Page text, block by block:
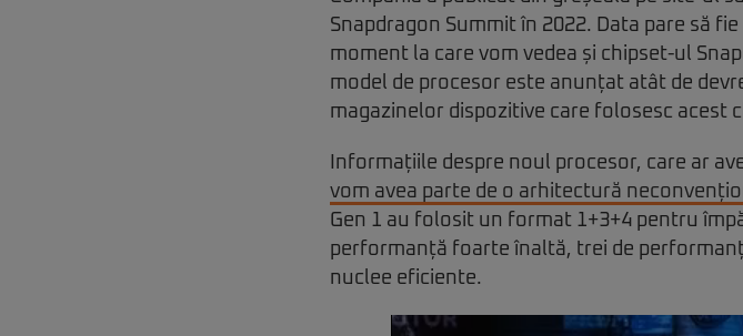
Snapdragon Summit în 2022. Data pare să
moment la care vom vedea și chipset-ul
model de procesor este anunțat atât de
magazinelor dispozitive care folosesc acest
Informațiile despre noul procesor, care ar
vom avea parte de o arhitectură
Gen 1 au folosit un format 1+3+4 pentru
performanță foarte înaltă, trei de
nuclee eficiente.